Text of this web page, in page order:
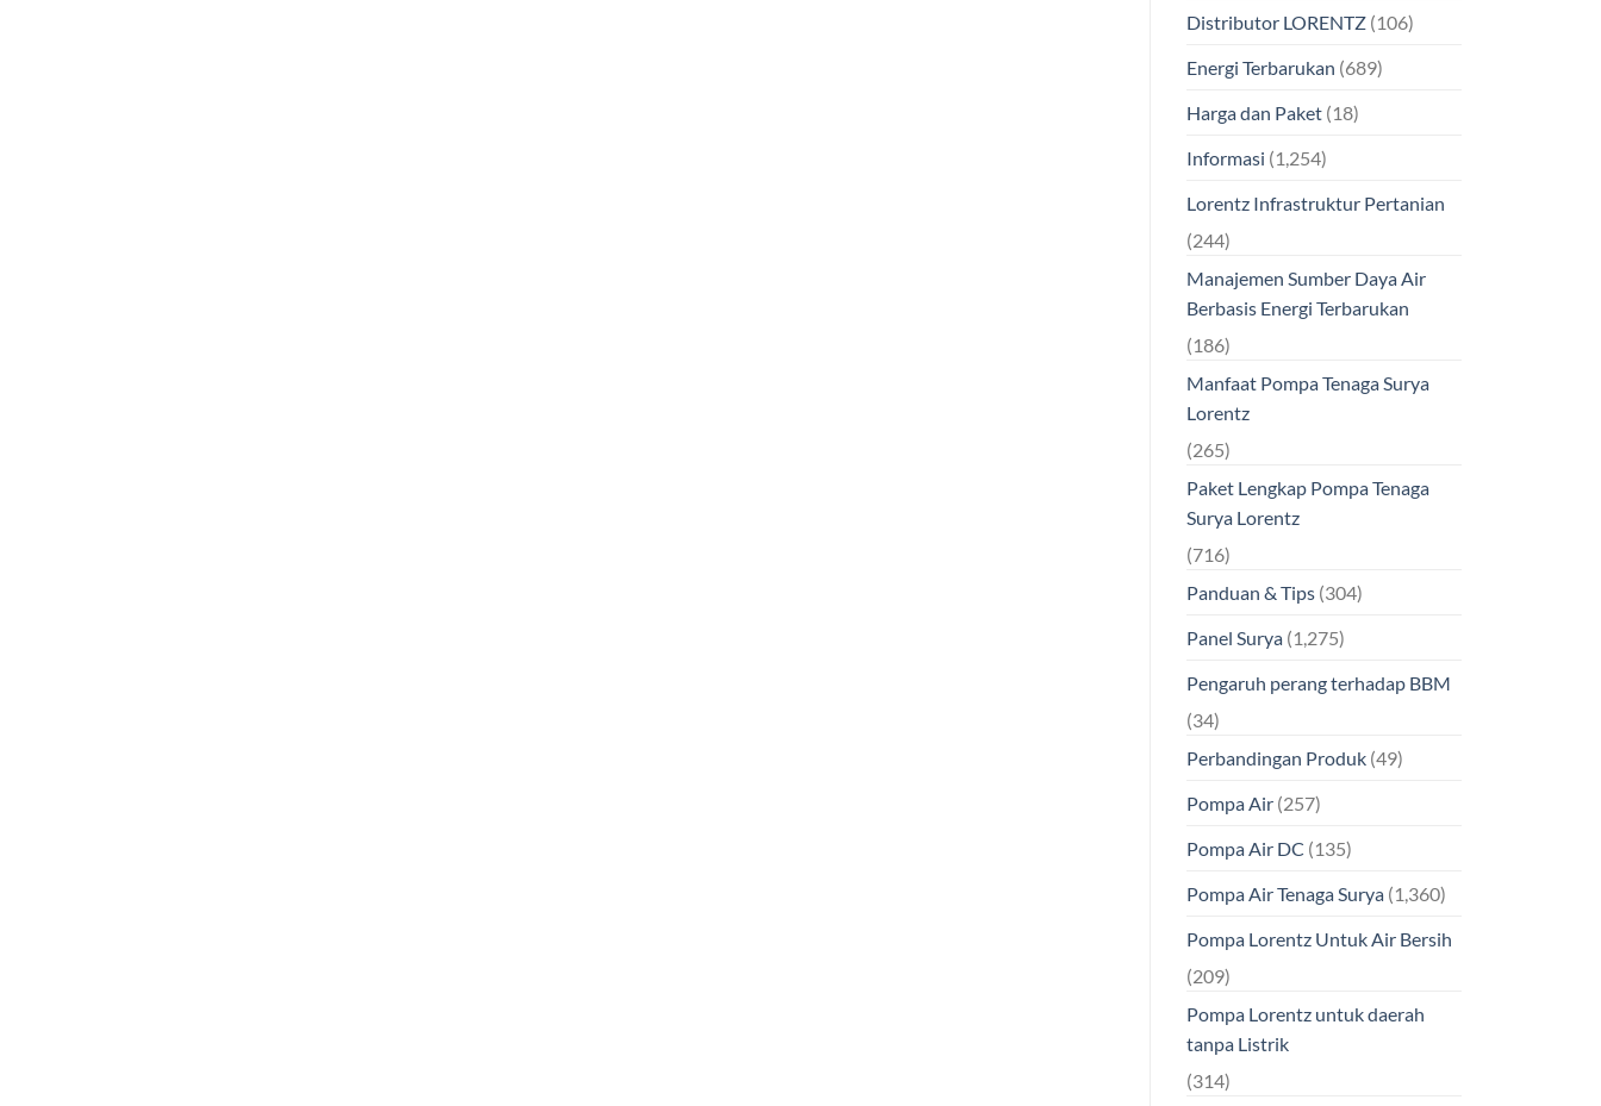
Distributor LORENTZ(106)
Energi Terbarukan (689)
Harga dan Paket(18)
Informasi (1,254)
Lorentz Infrastruktur Pertanian
(244)
Manajemen Sumber Daya Air
Berbasis Energi Terbarukan
(186)
Manfaat Pompa Tenaga Surya
Lorentz
(265)
Paket Lengkap Pompa Tenaga
Surya Lorentz
(716)
Panduan & Tips(304)
Panel Surya(1,275)
Pengaruh perang terhadap BBM
(34)
Perbandingan Produk(49)
Pompa Air(257)
Pompa Air DC (135)
Pompa Air Tenaga Surya(1,360)
Pompa Lorentz Untuk Air Bersih
(209)
Pompa Lorentz untuk daerah
tanpa Listrik
(314)